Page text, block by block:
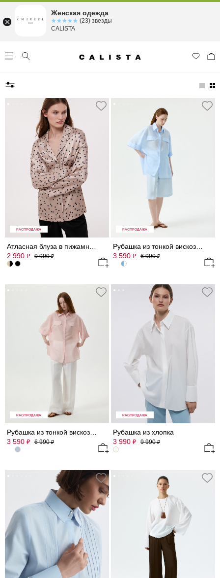
РАСПРОДАЖА
2 990 ₽ 9 990₽
РАСПРОДАЖА
3 590 ₽ 6 990₽
РАСПРОДАЖА
3 590 ₽ 6 990₽
РАСПРОДАЖА
Рубашка из хлопка
3 990 ₽ 9 990₽
Женская одежда
☆☆☆☆☆
★★★★★ (23) звезды
CALISTA